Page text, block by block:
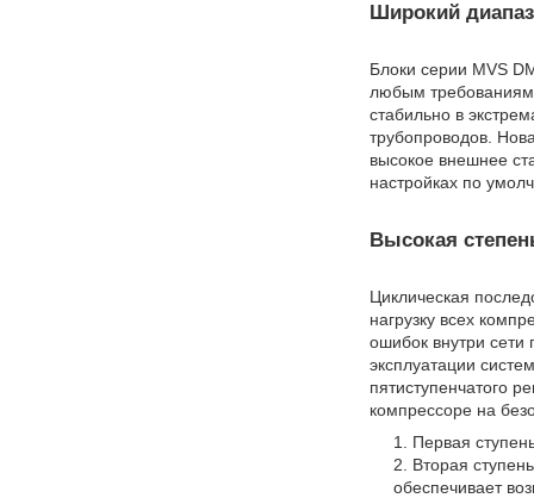
Широкий
Блоки серии MVS
любым требованиям
стабильно в
трубопроводов.
высокое внешнее
настройках по
Высокая
Циклическая
нагрузку всех
ошибок внутри сети
эксплуатации
пятиступенчатого
компрессоре на
Первая
Вторая
обеспечивает